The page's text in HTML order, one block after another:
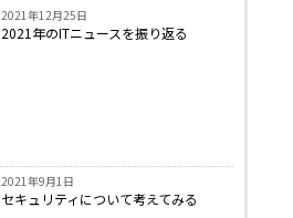
2021年12月25日
2021年のITニュースを振り返る
2021年9月1日
セキュリティについて考えてみる